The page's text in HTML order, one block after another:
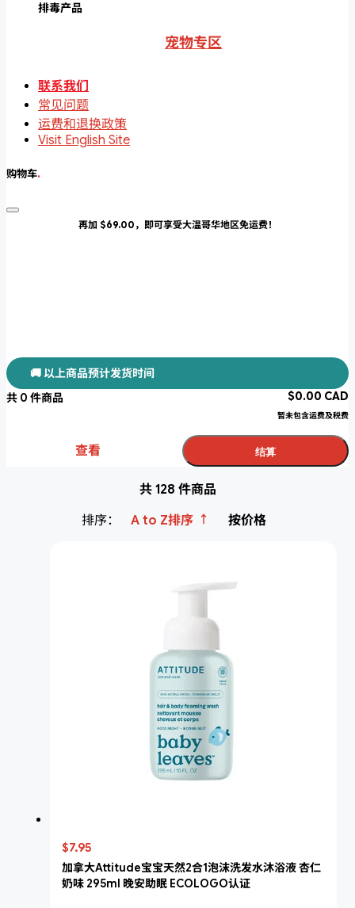
排毒产品
宠物专区
联系我们
常见问题
运费和退换政策
Visit English Site
购物车.
再加 $69.00，即可享受大温哥华地区免运费！
🚚 以上商品预计发货时间
共 0 件商品 $0.00 CAD
暂未包含运费及税费
查看 结算
共 128 件商品
排序：
A to Z排序 ↑ 按价格
$7.95
加拿大Attitude宝宝天然2合1泡沫洗发水沐浴液 杏仁
奶味 295ml 晚安助眠 ECOLOGO认证